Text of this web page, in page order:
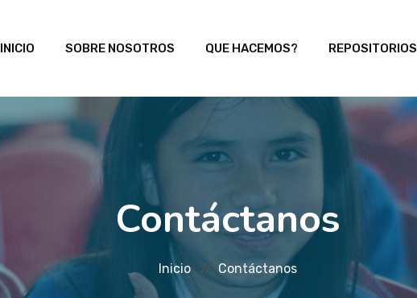
INICIO SOBRE NOSOTROS QUE HACEMOS? REPOSITORIOS
Contáctanos
Inicio Contáctanos